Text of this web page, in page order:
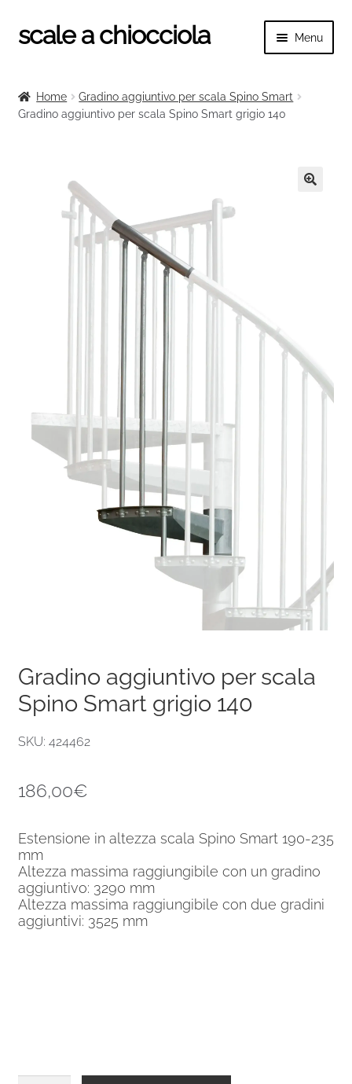
Vai
alla
Vai
al
scale a chiocciola Menu
Tutte le scale
child
il
Ringhiere e balaustre
Home
Gradino aggiuntivo per scala Spino Smart
Gradino aggiuntivo per scala Spino Smart grigio 140
Gradino aggiuntivo per scala
Spino Smart grigio 140
SKU: 424462
186,00€
Estensione in altezza scala Spino Smart 190-235
mm
Altezza massima raggiungibile con un gradino
aggiuntivo: 3290 mm
Altezza massima raggiungibile con due gradini
aggiuntivi: 3525 mm